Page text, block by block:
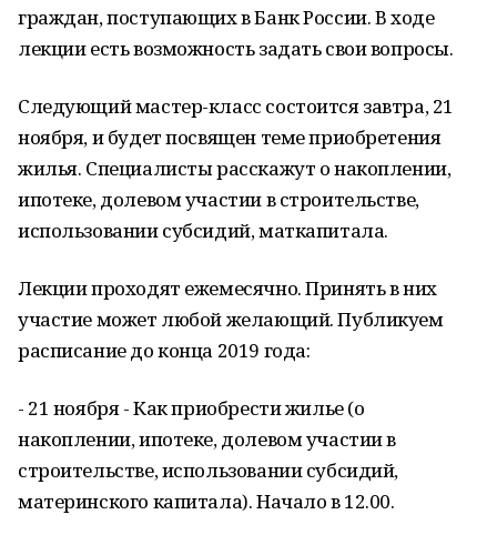
граждан, поступающих в Банк России. В ходе
лекции есть возможность задать свои вопросы.
Следующий мастер-класс состоится завтра, 21
ноября, и будет посвящен теме приобретения
жилья. Специалисты расскажут о накоплении,
ипотеке, долевом участии в строительстве,
использовании субсидий, маткапитала.
Лекции проходят ежемесячно. Принять в них
участие может любой желающий. Публикуем
расписание до конца 2019 года:
- 21 ноября - Как приобрести жилье (о
накоплении, ипотеке, долевом участии в
строительстве, использовании субсидий,
материнского капитала). Начало в 12.00.